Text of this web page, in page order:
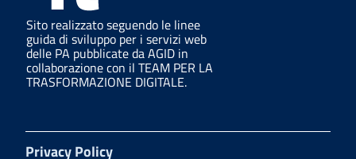
Sito realizzato seguendo le linee
guida di sviluppo per i servizi web
delle PA pubblicate da AGID in
collaborazione con il TEAM PER LA
TRASFORMAZIONE DIGITALE.
Privacy Policy